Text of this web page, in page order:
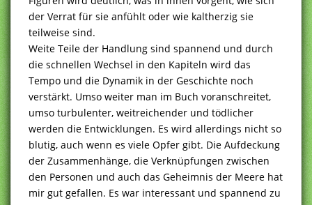
der Verrat für sie anfühlt oder wie kaltherzig sie
teilweise sind.
Weite Teile der Handlung sind spannend und durch
die schnellen Wechsel in den Kapiteln wird das
Tempo und die Dynamik in der Geschichte noch
verstärkt. Umso weiter man im Buch voranschreitet,
umso turbulenter, weitreichender und tödlicher
werden die Entwicklungen. Es wird allerdings nicht so
blutig, auch wenn es viele Opfer gibt. Die Aufdeckung
der Zusammenhänge, die Verknüpfungen zwischen
den Personen und auch das Geheimnis der Meere hat
mir gut gefallen. Es war interessant und spannend zu